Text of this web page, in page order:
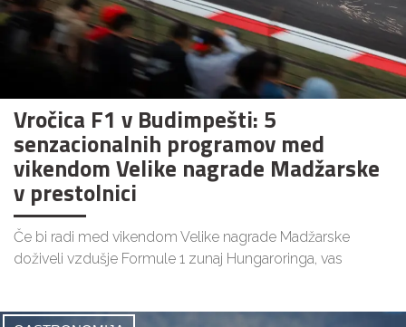
Vročica F1 v Budimpešti: 5
senzacionalnih programov med
vikendom Velike nagrade Madžarske
v prestolnici
Če bi radi med vikendom Velike nagrade Madžarske
doživeli vzdušje Formule 1 zunaj Hungaroringa, vas